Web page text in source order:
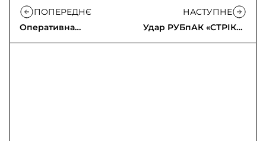
ПОПЕРЕДНЄ
Оперативна
інформація щодо
НАСТУПНЕ
Удар РУБпАК «СТРІКС»
по техніці та БПЛА